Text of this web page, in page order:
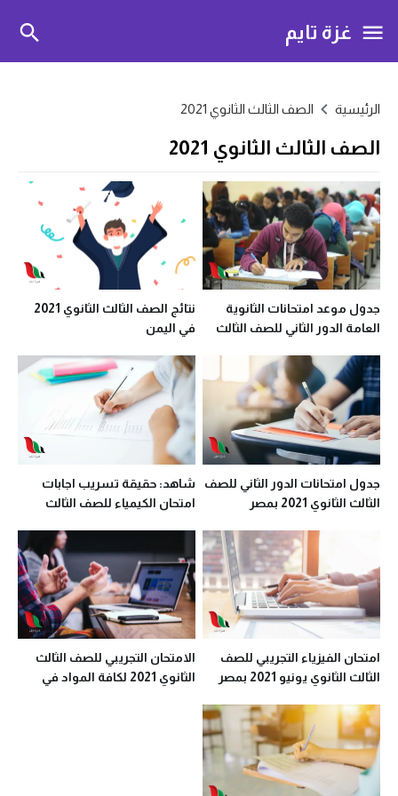
غزة تايم
الرئيسية الصف الثالث الثانوي 2021
الصف الثالث الثانوي 2021
جدول موعد امتحانات الثانوية
العامة الدور الثاني للصف الثالث
نتائج الصف الثالث الثانوي 2021
في اليمن
جدول امتحانات الدور الثاني للصف
الثالث الثانوي 2021 بمصر
شاهد: حقيقة تسريب اجابات
امتحان الكيمياء للصف الثالث
امتحان الفيزياء التجريبي للصف
الثالث الثانوي يونيو 2021 بمصر
الامتحان التجريبي للصف الثالث
الثانوي 2021 لكافة المواد في